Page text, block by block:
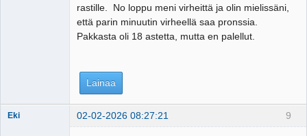
rastille. No loppu meni virheittä ja olin mielissäni,
että parin minuutin virheellä saa pronssia.
Pakkasta oli 18 astetta, mutta en palellut.
Lainaa
9
Eki 02-02-2026 08:27:21